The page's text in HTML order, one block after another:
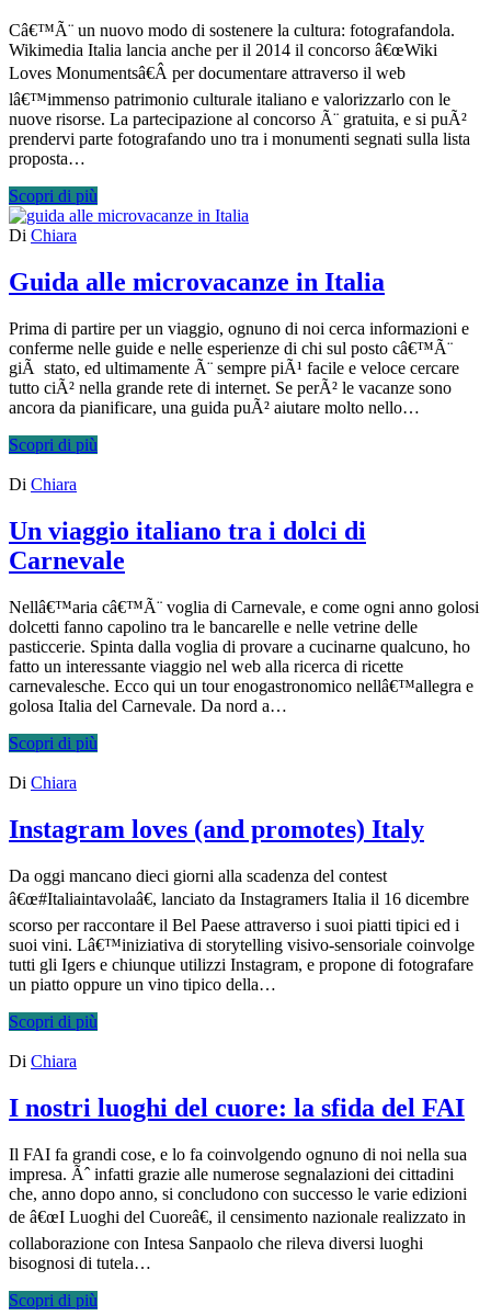
Câ€™Ã¨ un nuovo modo di sostenere la cultura: fotografandola.
Wikimedia Italia lancia anche per il 2014 il concorso â€œWiki
Loves Monumentsâ€Â per documentare attraverso il web
lâ€™immenso patrimonio culturale italiano e valorizzarlo con le
nuove risorse. La partecipazione al concorso Ã¨ gratuita, e si puÃ²
prendervi parte fotografando uno tra i monumenti segnati sulla lista
proposta…
Scopri di più
Di Chiara
Guida alle microvacanze in Italia
Prima di partire per un viaggio, ognuno di noi cerca informazioni e
conferme nelle guide e nelle esperienze di chi sul posto câ€™Ã¨
giÃ stato, ed ultimamente Ã¨ sempre piÃ¹ facile e veloce cercare
tutto ciÃ² nella grande rete di internet. Se perÃ² le vacanze sono
ancora da pianificare, una guida puÃ² aiutare molto nello…
Scopri di più
Di Chiara
Un viaggio italiano tra i dolci di
Carnevale
Nellâ€™aria câ€™Ã¨ voglia di Carnevale, e come ogni anno golosi
dolcetti fanno capolino tra le bancarelle e nelle vetrine delle
pasticcerie. Spinta dalla voglia di provare a cucinarne qualcuno, ho
fatto un interessante viaggio nel web alla ricerca di ricette
carnevalesche. Ecco qui un tour enogastronomico nellâ€™allegra e
golosa Italia del Carnevale. Da nord a…
Scopri di più
Di Chiara
Instagram loves (and promotes) Italy
Da oggi mancano dieci giorni alla scadenza del contest
â€œ#Italiaintavolaâ€, lanciato da Instagramers Italia il 16 dicembre
scorso per raccontare il Bel Paese attraverso i suoi piatti tipici ed i
suoi vini. Lâ€™iniziativa di storytelling visivo-sensoriale coinvolge
tutti gli Igers e chiunque utilizzi Instagram, e propone di fotografare
un piatto oppure un vino tipico della…
Scopri di più
Di Chiara
I nostri luoghi del cuore: la sfida del FAI
Il FAI fa grandi cose, e lo fa coinvolgendo ognuno di noi nella sua
impresa. Ãˆ infatti grazie alle numerose segnalazioni dei cittadini
che, anno dopo anno, si concludono con successo le varie edizioni
de â€œI Luoghi del Cuoreâ€, il censimento nazionale realizzato in
collaborazione con Intesa Sanpaolo che rileva diversi luoghi
bisognosi di tutela…
Scopri di più